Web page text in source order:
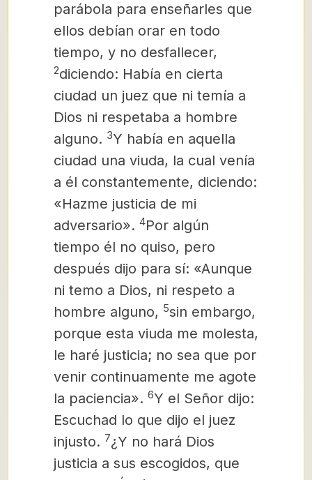
parábola para enseñarles que
ellos debían orar en todo
tiempo, y no desfallecer,
2diciendo: Había en cierta
ciudad un juez que ni temía a
Dios ni respetaba a hombre
alguno. 3Y había en aquella
ciudad una viuda, la cual venía
a él constantemente, diciendo:
«Hazme justicia de mi
adversario». 4Por algún
tiempo él no quiso, pero
después dijo para sí: «Aunque
ni temo a Dios, ni respeto a
hombre alguno, 5sin embargo,
porque esta viuda me molesta,
le haré justicia; no sea que por
venir continuamente me agote
la paciencia». 6Y el Señor dijo:
Escuchad lo que dijo el juez
injusto. 7¿Y no hará Dios
justicia a sus escogidos, que